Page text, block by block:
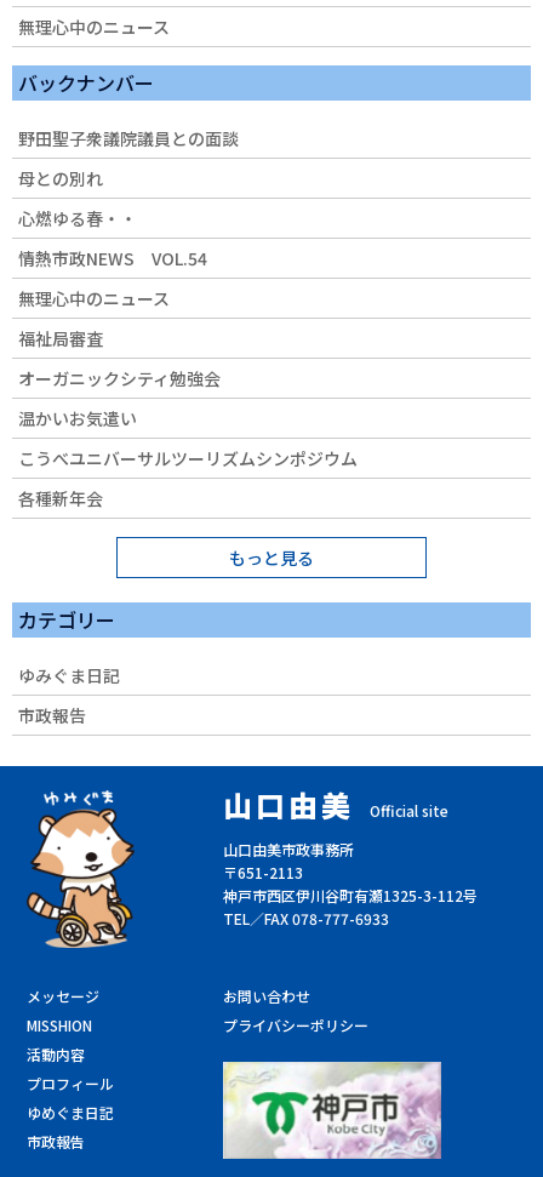
無理心中のニュース
バックナンバー
野田聖子衆議院議員との面談
母との別れ
心燃ゆる春・・
情熱市政NEWS VOL.54
無理心中のニュース
福祉局審査
オーガニックシティ勉強会
温かいお気遣い
こうべユニバーサルツーリズムシンポジウム
各種新年会
もっと見る
カテゴリー
ゆみぐま日記
市政報告
山口由美
Official site
山口由美市政事務所
〒651-2113
神戸市西区伊川谷町有瀬1325-3-112号
TEL／FAX 078-777-6933
メッセージ
MISSHION
活動内容
プロフィール
ゆめぐま日記
市政報告
お問い合わせ
プライバシーポリシー